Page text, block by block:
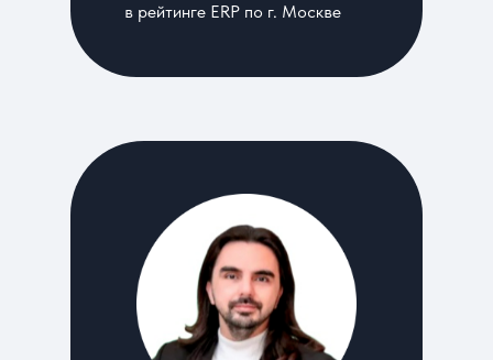
в рейтинге ERP по г. Москве